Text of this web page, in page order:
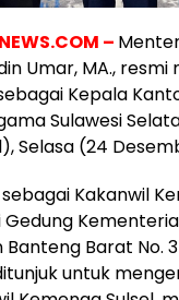
–
Umar, MA., resmi
Kepala
Sulawesi
Selasa (24
Kakanwil
Gedung
Banteng Barat No.
untuk